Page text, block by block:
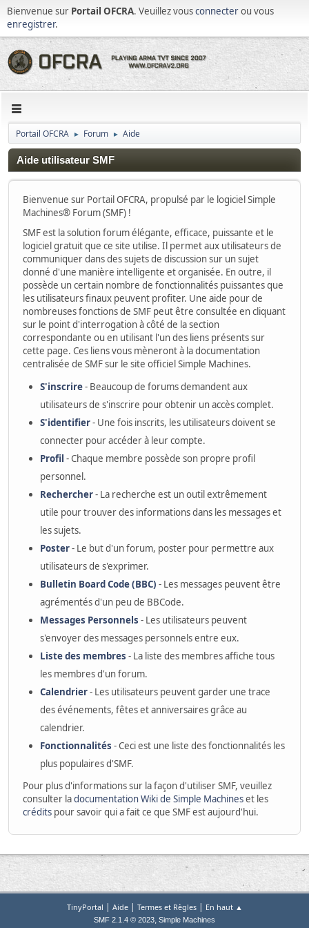
Bienvenue sur Portail OFCRA. Veuillez vousconnecterou vous
enregistrer.
Portail OFCRA ► Forum ► Aide
Aide utilisateur SMF
Bienvenue sur Portail OFCRA, propulsé par le logiciel Simple
Machines® Forum (SMF) !
SMF est la solution forum élégante, efficace, puissante et le
logiciel gratuit que ce site utilise. Il permet aux utilisateurs de
communiquer dans des sujets de discussion sur un sujet
donné d'une manière intelligente et organisée. En outre, il
possède un certain nombre de fonctionnalités puissantes que
les utilisateurs finaux peuvent profiter. Une aide pour de
nombreuses fonctions de SMF peut être consultée en cliquant
sur le point d'interrogation à côté de la section
correspondante ou en utilisant l'un des liens présents sur
cette page. Ces liens vous mèneront à la documentation
centralisée de SMF sur le site officiel Simple Machines.
S'inscrire- Beaucoup de forums demandent aux
utilisateurs de s'inscrire pour obtenir un accès complet.
S'identifier- Une fois inscrits, les utilisateurs doivent se
connecter pour accéder à leur compte.
Profil - Chaque membre possède son propre profil
personnel.
Rechercher- La recherche est un outil extrêmement
utile pour trouver des informations dans les messages et
les sujets.
Poster- Le but d'un forum, poster pour permettre aux
utilisateurs de s'exprimer.
Bulletin Board Code (BBC) - Les messages peuvent être
agrémentés d'un peu de BBCode.
Messages Personnels - Les utilisateurs peuvent
s'envoyer des messages personnels entre eux.
Liste des membres - La liste des membres affiche tous
les membres d'un forum.
Calendrier- Les utilisateurs peuvent garder une trace
des événements, fêtes et anniversaires grâce au
calendrier.
Fonctionnalités - Ceci est une liste des fonctionnalités les
plus populaires d'SMF.
Pour plus d'informations sur la façon d'utiliser SMF, veuillez
consulter ladocumentation Wiki de Simple Machineset les
crédits pour savoir qui a fait ce que SMF est aujourd'hui.
TinyPortal | Aide| Termes et Règles| En haut ▲
SMF 2.1.4 © 2023, Simple Machines